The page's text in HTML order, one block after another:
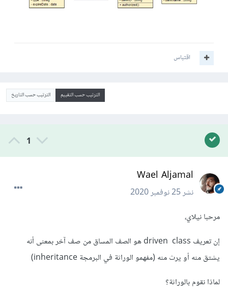
اقتباس
الترتيب حسب التقييم الترتيب حسب التاريخ
1
Wael Aljamal
نشر25 نوفمبر 2020
مرحبا نيلاي،
إن تعريف driven class هو الصف المساق من صف آخر بمعنى أنه
يشتق منه أو يرث منه (مفهمو الوراثة في البرمجة inheritance)
لماذا نقوم بالوراثة؟